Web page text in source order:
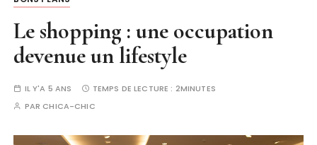
Le shopping : une occupation
devenue un lifestyle
IL Y'A 5 ANS TEMPS DE LECTURE : 2MINUTES
PAR CHICA-CHIC